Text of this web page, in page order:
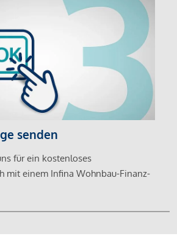
senden
für ein kostenloses
mit einem Infina Wohnbau-Finanz-